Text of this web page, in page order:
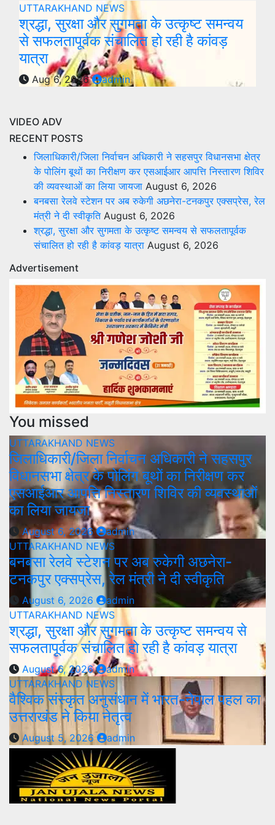
UTTARAKHAND NEWS
श्रद्धा, सुरक्षा और सुगमता के उत्कृष्ट समन्वय
से सफलतापूर्वक संचालित हो रही है कांवड़
यात्रा
Aug 6, 2026 admin
VIDEO ADV
RECENT POSTS
जिलाधिकारी/जिला निर्वाचन अधिकारी ने सहसपुर विधानसभा क्षेत्र
के पोलिंग बूथों का निरीक्षण कर एसआईआर आपत्ति निस्तारण शिविर
की व्यवस्थाओं का लिया जायजा August 6, 2026
बनबसा रेलवे स्टेशन पर अब रुकेगी अछनेरा-टनकपुर एक्सप्रेस, रेल
मंत्री ने दी स्वीकृति August 6, 2026
श्रद्धा, सुरक्षा और सुगमता के उत्कृष्ट समन्वय से सफलतापूर्वक
संचालित हो रही है कांवड़ यात्रा August 6, 2026
Advertisement
You missed
UTTARAKHAND NEWS
जिलाधिकारी/जिला निर्वाचन अधिकारी ने सहसपुर
विधानसभा क्षेत्र के पोलिंग बूथों का निरीक्षण कर
एसआईआर आपत्ति निस्तारण शिविर की व्यवस्थाओं
का लिया जायजा
August 6, 2026
admin
UTTARAKHAND NEWS
बनबसा रेलवे स्टेशन पर अब रुकेगी अछनेरा-
टनकपुर एक्सप्रेस, रेल मंत्री ने दी स्वीकृति
August 6, 2026
admin
UTTARAKHAND NEWS
श्रद्धा, सुरक्षा और सुगमता के उत्कृष्ट समन्वय से
सफलतापूर्वक संचालित हो रही है कांवड़ यात्रा
August 6, 2026
admin
UTTARAKHAND NEWS
वैश्विक संस्कृत अनुसंधान में भारत-नेपाल पहल का
उत्तराखंड ने किया नेतृत्व
August 5, 2026 admin